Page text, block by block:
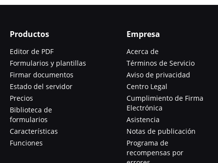
Productos
Editor de PDF
Formularios y plantillas
Firmar documentos
Estado del servidor
Precios
Biblioteca de
formularios
Características
Funciones
Empresa
Acerca de
Términos de Servicio
Aviso de privacidad
Centro Legal
Cumplimiento de Firma
Electrónica
Asistencia
Notas de publicación
Programa de
recompensas por